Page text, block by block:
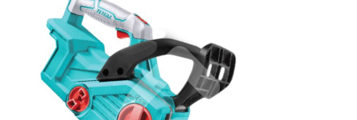
images